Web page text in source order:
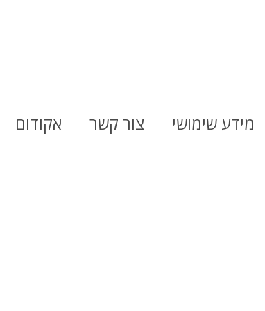
מידע שימושי צור קשר אקודום